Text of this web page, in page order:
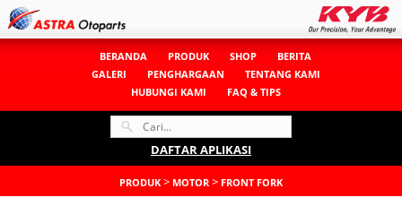
BERANDA PRODUK SHOP
BERITA
GALERI
PENGHARGAAN
TENTANG KAMI
HUBUNGI KAMI
FAQ & TIPS
DAFTAR APLIKASI
PRODUK > MOTOR > FRONT FORK